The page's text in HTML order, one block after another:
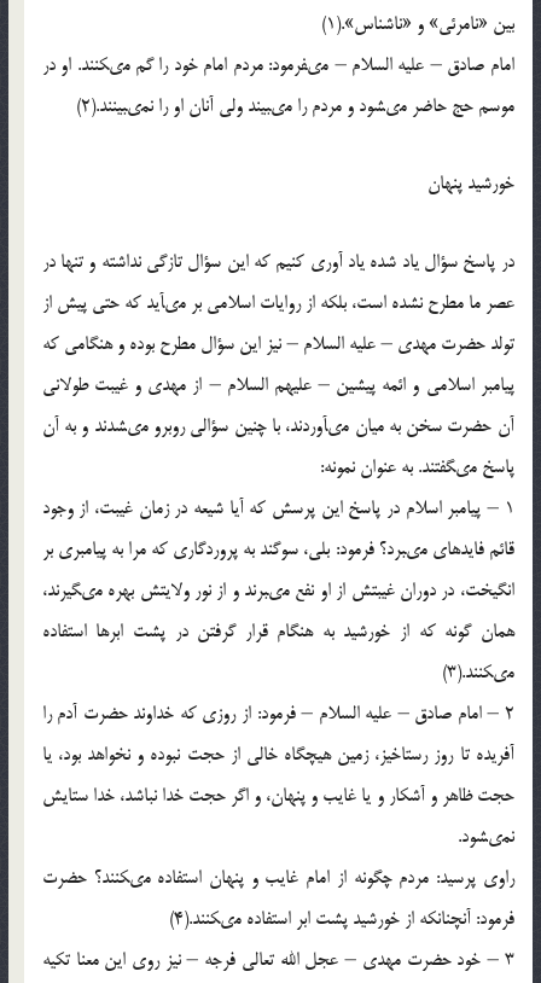
بين «نامرئى» و «ناشناس».(1)
امام صادق – عليه السلام – مى‏فرمود: مردم امام خود را گم مى‏كنند. او در
موسم حج حاضر مى‏شود و مردم را مى‏بيند ولى آنان او را نمى‏بينند.(2)
خورشيد پنهان
در پاسخ سؤال ياد شده ياد آورى كنيم كه اين سؤال تازگى نداشته و تنها در
عصر ما مطرح نشده است، بلكه از روايات اسلامى بر مى‏آيد كه حتى پيش از
تولد حضرت مهدى – عليه السلام – نيز اين سؤال مطرح بوده و هنگامى كه
پيامبر اسلامى و ائمه پيشين – عليهم السلام – از مهدى و غيبت طولانى
آن حضرت سخن به ميان مى‏آوردند، با چنين سؤالى روبرو مى‏شدند و به آن
پاسخ مى‏گفتند. به عنوان نمونه:
1 – پيامبر اسلام در پاسخ اين پرسش كه آيا شيعه در زمان غيبت، از وجود
قائم فايده‏اى مى‏برد؟ فرمود: بلى، سوگند به پروردگارى كه مرا به پيامبرى بر
انگيخت، در دوران غيبتش از او نفع مى‏برند و از نور ولايتش بهره مى‏گيرند،
همان گونه كه از خورشيد به هنگام قرار گرفتن در پشت ابرها استفاده
مى‏كنند.(3)
2 – امام صادق – عليه السلام – فرمود: از روزى كه خداوند حضرت آدم را
آفريده تا روز رستاخيز، زمين هيچگاه خالى از حجت نبوده و نخواهد بود، يا
حجت ظاهر و آشكار و يا غايب و پنهان، و اگر حجت خدا نباشد، خدا ستايش
نمى‏شود.
راوى پرسيد: مردم چگونه از امام غايب و پنهان استفاده مى‏كنند؟ حضرت
فرمود: آنچنانكه از خورشيد پشت ابر استفاده مى‏كنند.(4)
3 – خود حضرت مهدى – عجل الله تعالى فرجه – نيز روى اين معنا تكيه